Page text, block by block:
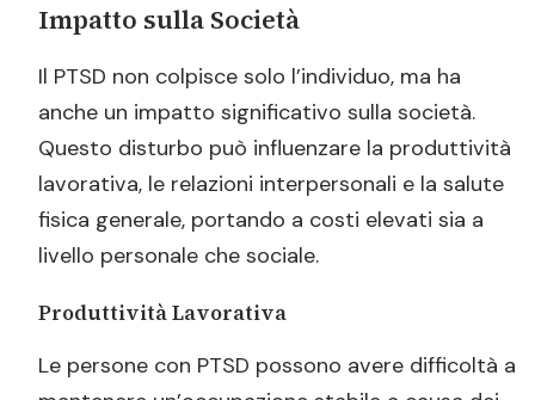
Impatto sulla Società
Il PTSD non colpisce solo l’individuo, ma ha
anche un impatto significativo sulla società.
Questo disturbo può influenzare la produttività
lavorativa, le relazioni interpersonali e la salute
fisica generale, portando a costi elevati sia a
livello personale che sociale.
Produttività Lavorativa
Le persone con PTSD possono avere difficoltà a